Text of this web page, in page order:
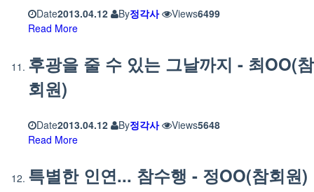
Date2013.04.12 By정각사 Views6499
Read More
후광을 줄 수 있는 그날까지 - 최OO(참
회원)
Date2013.04.12 By정각사 Views5648
Read More
특별한 인연... 참수행 - 정OO(참회원)